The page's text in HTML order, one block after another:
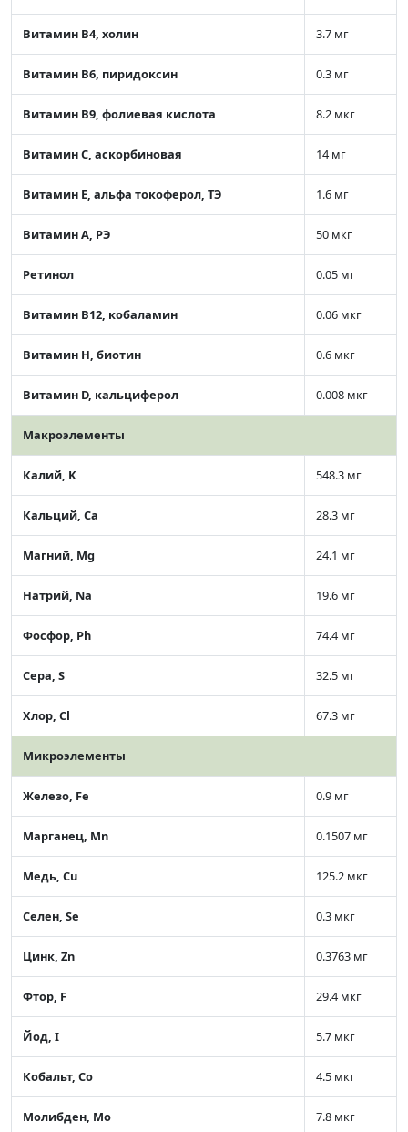
Витамин В4, холин 3.7 мг
Витамин В6, пиридоксин 0.3 мг
Витамин В9, фолиевая кислота 8.2 мкг
Витамин C, аскорбиновая 14 мг
Витамин Е, альфа токоферол, ТЭ 1.6 мг
Витамин А, РЭ 50 мкг
Ретинол 0.05 мг
Витамин В12, кобаламин 0.06 мкг
Витамин Н, биотин 0.6 мкг
Витамин D, кальциферол 0.008 мкг
Макроэлементы
Калий, K 548.3 мг
Кальций, Ca 28.3 мг
Магний, Mg 24.1 мг
Натрий, Na 19.6 мг
Фосфор, Ph 74.4 мг
Сера, S 32.5 мг
Хлор, Cl 67.3 мг
Микроэлементы
Железо, Fe 0.9 мг
Марганец, Mn 0.1507 мг
Медь, Cu 125.2 мкг
Селен, Se 0.3 мкг
Цинк, Zn 0.3763 мг
Фтор, F 29.4 мкг
Йод, I 5.7 мкг
Кобальт, Co 4.5 мкг
Молибден, Mo 7.8 мкг